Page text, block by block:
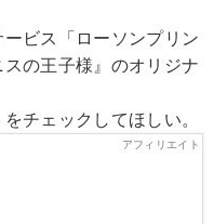
ビス「ローソンプリン
の王子様』のオリジナ
チェックしてほしい。